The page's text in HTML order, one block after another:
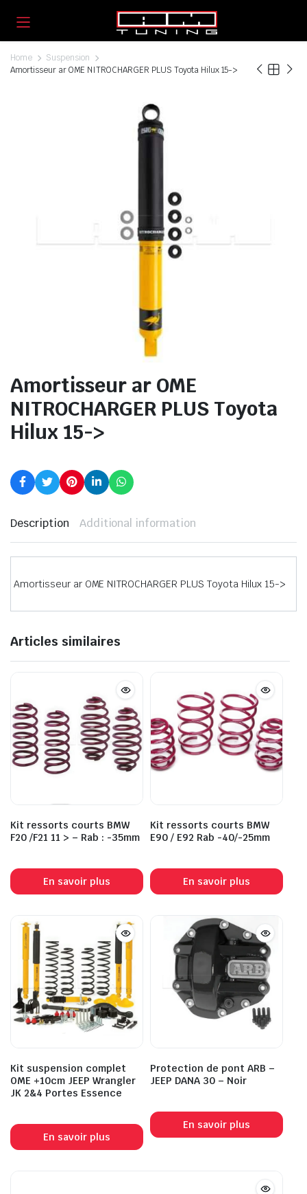
Home
Suspension
Amortisseur ar OME NITROCHARGER PLUS Toyota Hilux 15->
Amortisseur ar OME
NITROCHARGER PLUS Toyota
Hilux 15->
Description Additional information
Amortisseur ar OME NITROCHARGER PLUS Toyota Hilux 15->
Articles similaires
Kit ressorts courts BMW
F20 /F21 11 > – Rab : -35mm
En savoir plus
Kit ressorts courts BMW
E90 / E92 Rab -40/-25mm
En savoir plus
Kit suspension complet
OME +10cm JEEP Wrangler
JK 2&4 Portes Essence
En savoir plus
Protection de pont ARB –
JEEP DANA 30 – Noir
En savoir plus